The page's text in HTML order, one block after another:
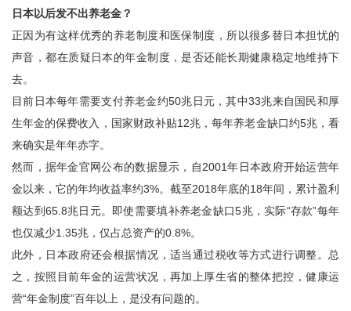
日本以后发不出养老金？
正因为有这样优秀的养老制度和医保制度，所以很多替日本担忧的
声音，都在质疑日本的年金制度，是否还能长期健康稳定地维持下
去。
目前日本每年需要支付养老金约50兆日元，其中33兆来自国民和厚
生年金的保费收入，国家财政补贴12兆，每年养老金缺口约5兆，看
来确实是年年赤字。
然而，据年金官网公布的数据显示，自2001年日本政府开始运营年
金以来，它的年均收益率约3%。截至2018年底的18年间，累计盈利
额达到65.8兆日元。即使需要填补养老金缺口5兆，实际“存款”每年
也仅减少1.35兆，仅占总资产的0.8%。
此外，日本政府还会根据情况，适当通过税收等方式进行调整。总
之，按照目前年金的运营状况，再加上厚生省的整体把控，健康运
营“年金制度”百年以上，是没有问题的。